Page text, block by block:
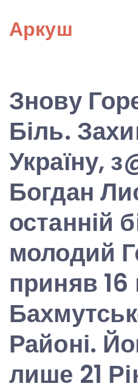
content
Аркуш
Знову
Біль.
Україну,
Богдан
останній
молодий
приняв 16
Районі.
лише 21